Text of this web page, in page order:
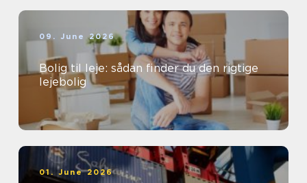
09. June 2026
Bolig til leje: sådan finder du den rigtige
lejebolig
01. June 2026